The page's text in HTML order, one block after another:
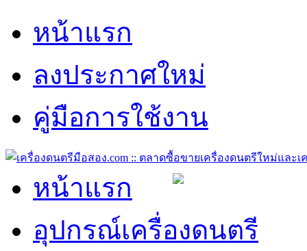
หน้าแรก
ลงประกาศใหม่
คู่มือการใช้งาน
หน้าแรก
อุปกรณ์เครื่องดนตรี